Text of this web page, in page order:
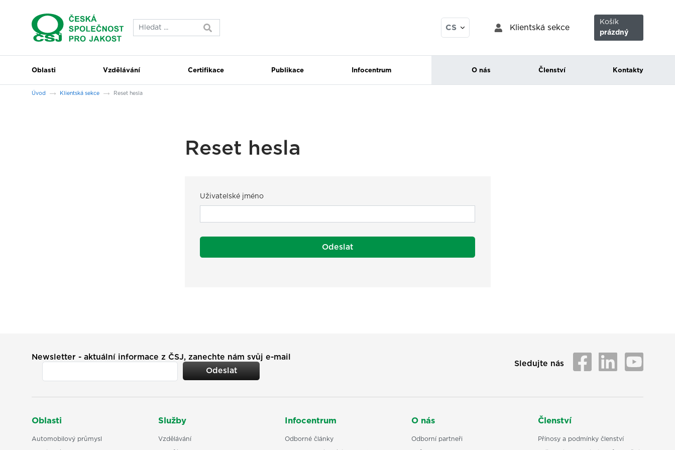
Klientská sekce
Košík
prázdný
CS
Oblasti Vzdělávání Certifikace Publikace Infocentrum O nás Členství Kontakty
Jsi tady:
Úvod Klientská sekce Reset hesla
Reset hesla
Uživatelské jméno
Odeslat
Newsletter - aktuální informace z ČSJ, zanechte nám svůj e-mail
Odeslat
Sledujte nás
Oblasti
Automobilový průmysl
Služby
Vzdělávání
Infocentrum
Odborné články
O nás
Odborní partneři
Členství
Přínosy a podmínky členství